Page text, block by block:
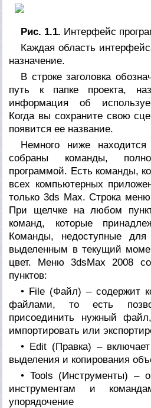
Рис. 1.1. Интерфейс
Каждая область
назначение.
В строке заголовка
путь к папке проекта,
информация об
Когда вы сохраните свою
появится ее название.
Немного ниже
собраны команды,
программой. Есть команды,
всех компьютерных
только 3ds Max. Строка
При щелчке на любом
команд, которые
Команды, недоступные
выделенным в текущий
цвет. Меню 3dsMax 2008
пунктов:
• File (Файл) – содержит
файлами, то есть
присоединить нужный
импортировать или
• Edit (Правка) –
выделения и копирования
• Tools (Инструменты) –
инструментам и
упорядочение